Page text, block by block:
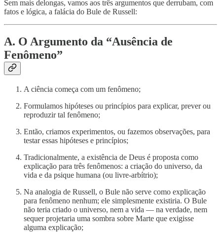
Sem mais delongas, vamos aos três argumentos que derrubam, com
fatos e lógica, a falácia do Bule de Russell:
A. O Argumento da “Ausência de
Fenômeno”
A ciência começa com um fenômeno;
Formulamos hipóteses ou princípios para explicar, prever ou
reproduzir tal fenômeno;
Então, criamos experimentos, ou fazemos observações, para
testar essas hipóteses e princípios;
Tradicionalmente, a existência de Deus é proposta como
explicação para três fenômenos: a criação do universo, da
vida e da psique humana (ou livre-arbítrio);
Na analogia de Russell, o Bule não serve como explicação
para fenômeno nenhum; ele simplesmente existiria. O Bule
não teria criado o universo, nem a vida — na verdade, nem
sequer projetaria uma sombra sobre Marte que exigisse
alguma explicação;